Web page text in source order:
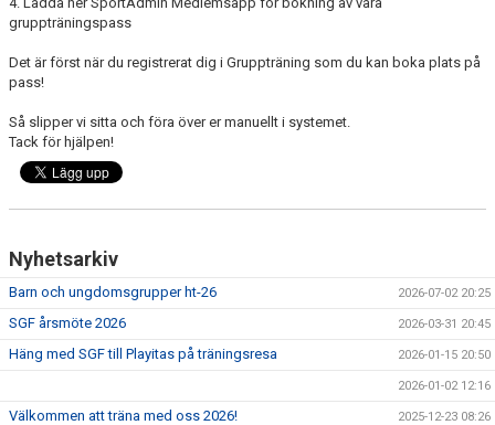
BILDGALLERI
DOKUMENT
VÅRA LEDARE
KLUBBSHOP
gruppträningspass
Det är först när du registrerat dig i Gruppträning som du kan boka plats på
pass!
Så slipper vi sitta och föra över er manuellt i systemet.
Tack för hjälpen!
Nyhetsarkiv
Barn och ungdomsgrupper ht-26 2026-07-02 20:25
SGF årsmöte 2026 2026-03-31 20:45
Häng med SGF till Playitas på träningsresa 2026-01-15 20:50
2026-01-02 12:16
Välkommen att träna med oss 2026! 2025-12-23 08:26